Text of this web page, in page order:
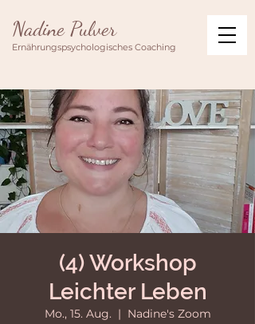
Nadine Pulver
Ernährungspsychologisches Coaching
(4) Workshop
Leichter Leben
Mo., 15. Aug.
  |
Nadine's Zoom